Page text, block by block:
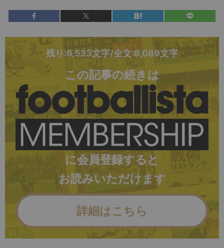
残り:6,533文字/全文:8,089文字
この記事の続きは
に会員登録すると
お読みいただけます
詳細はこちら